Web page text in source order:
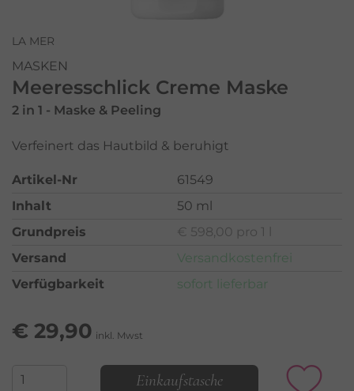
LA MER
MASKEN
Meeresschlick Creme Maske
2 in 1 - Maske & Peeling
Verfeinert das Hautbild & beruhigt
Artikel-Nr
61549
Inhalt
50 ml
Grundpreis
€ 598,00 pro 1 l
Versand
Versandkostenfrei
Verfügbarkeit
sofort lieferbar
€ 29,90 inkl. Mwst
Einkaufstasche